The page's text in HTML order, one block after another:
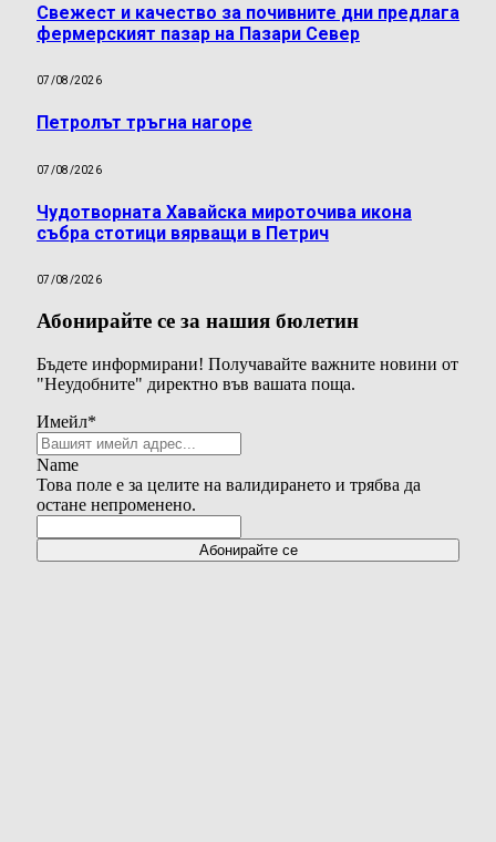
Свежест и качество за почивните дни предлага
фермерският пазар на Пазари Север
07/08/2026
Петролът тръгна нагоре
07/08/2026
Чудотворната Хавайска мироточива икона
събра стотици вярващи в Петрич
07/08/2026
Абонирайте се за нашия бюлетин
Бъдете информирани! Получавайте важните новини от
"Неудобните" директно във вашата поща.
Имейл*
Name
Това поле е за целите на валидирането и трябва да
остане непроменено.